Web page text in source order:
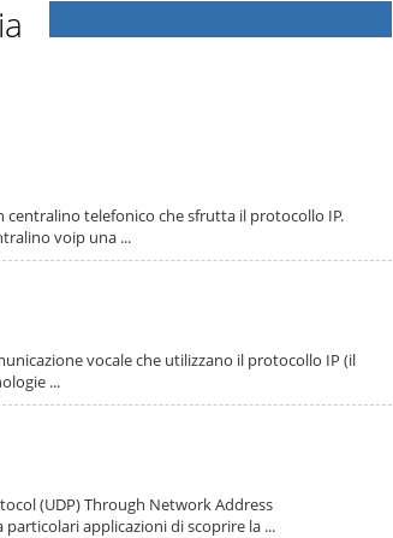
telefonico che sfrutta il protocollo IP.
voip una ...
vocale che utilizzano il protocollo IP (il
...
(UDP) Through Network Address
applicazioni di scoprire la ...